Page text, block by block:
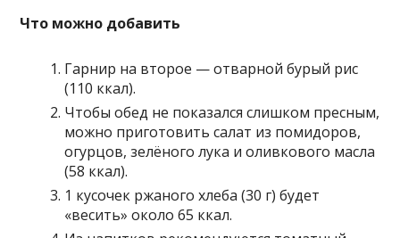
Что можно добавить
Гарнир на второе — отварной бурый рис
(110 ккал).
Чтобы обед не показался слишком пресным,
можно приготовить салат из помидоров,
огурцов, зелёного лука и оливкового масла
(58 ккал).
1 кусочек ржаного хлеба (30 г) будет
«весить» около 65 ккал.